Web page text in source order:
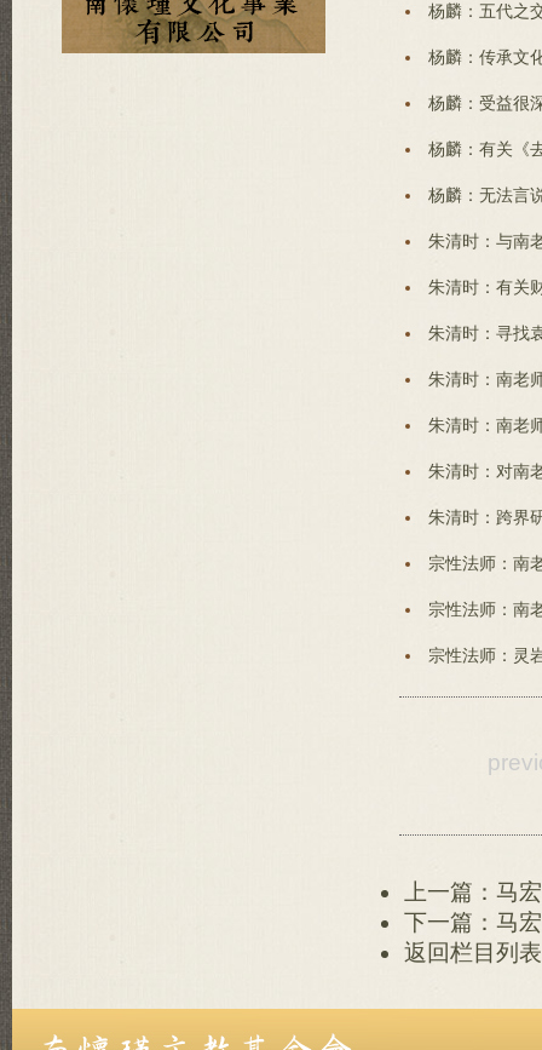
杨麟：五代之
杨麟：传承文
杨麟：受益很
杨麟：有关《
杨麟：无法言
朱清时：与南
朱清时：有关
朱清时：寻找
朱清时：南老
朱清时：南老
朱清时：对南
朱清时：跨界
宗性法师：南
宗性法师：南
宗性法师：灵
上一篇：马
下一篇：马
返回栏目列表